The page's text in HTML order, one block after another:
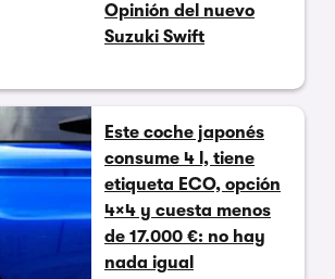
Opinión del nuevo
Suzuki Swift
Este coche japonés
consume 4 l, tiene
etiqueta ECO, opción
4×4 y cuesta menos
de 17.000 €: no hay
nada igual